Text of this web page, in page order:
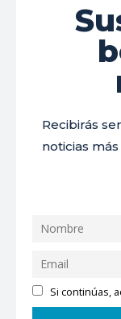
Recibirás
noticias
Si continúas,